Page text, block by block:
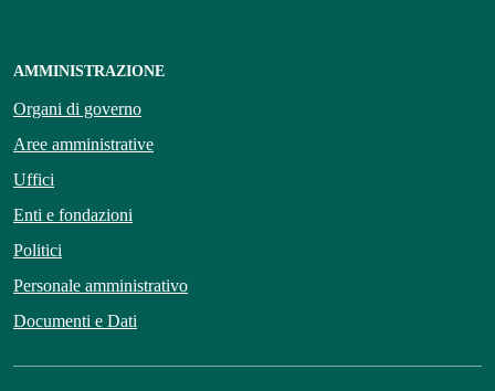
AMMINISTRAZIONE
Organi di governo
Aree amministrative
Uffici
Enti e fondazioni
Politici
Personale amministrativo
Documenti e Dati